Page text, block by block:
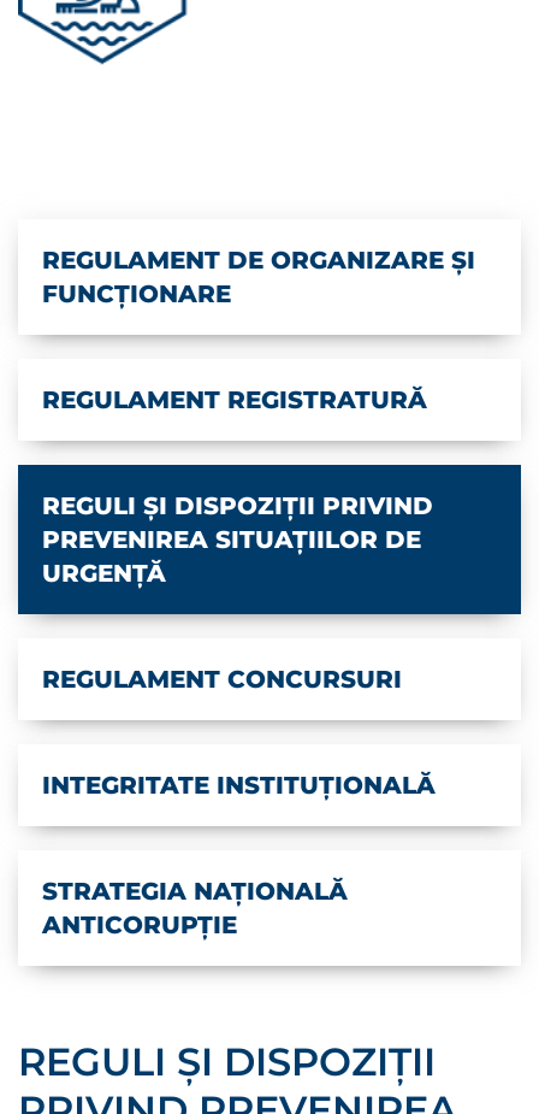
REGULAMENT DE ORGANIZARE ŞI
FUNCŢIONARE
REGULAMENT REGISTRATURĂ
REGULI ŞI DISPOZIŢII PRIVIND
PREVENIREA SITUAŢIILOR DE
URGENŢĂ
REGULAMENT CONCURSURI
INTEGRITATE INSTITUȚIONALĂ
STRATEGIA NAȚIONALĂ
ANTICORUPȚIE
REGULI ŞI DISPOZIŢII